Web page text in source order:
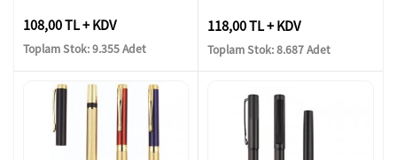
108,00 TL + KDV
Toplam Stok: 9.355 Adet
118,00 TL + KDV
Toplam Stok: 8.687 Adet